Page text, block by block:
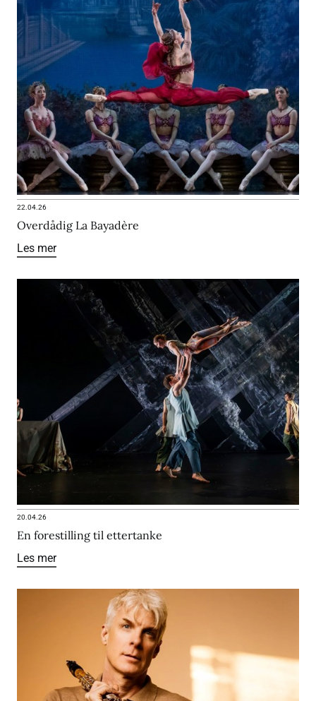
22.04.26
Overdådig La Bayadère
Les mer
20.04.26
En forestilling til ettertanke
Les mer